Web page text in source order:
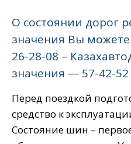
О состоянии дорог
значения Вы
26-28-08 –
значения — 57-42-
Перед поездкой
средство к
Состояние шин –